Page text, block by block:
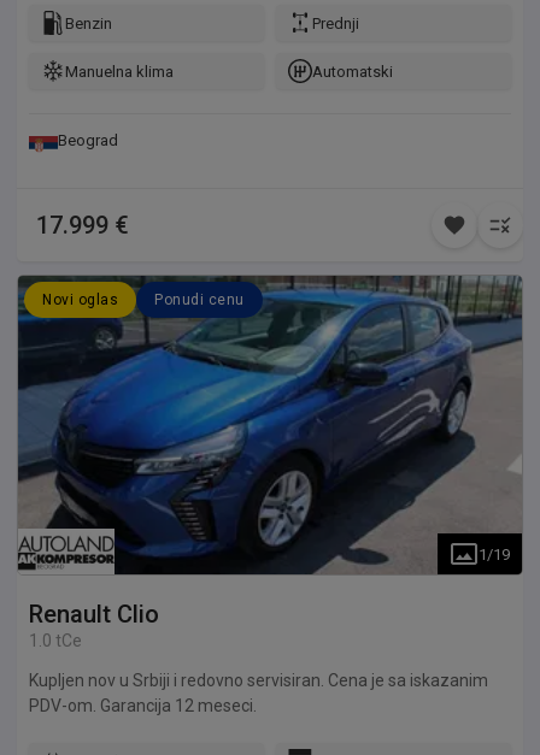
Benzin Prednji
Manuelna klima Automatski
Beograd
17.999 €
Novi oglas Ponudi cenu
1 /19
Renault Clio
1.0 tCe
Kupljen nov u Srbiji i redovno servisiran. Cena je sa iskazanim
PDV-om. Garancija 12 meseci.